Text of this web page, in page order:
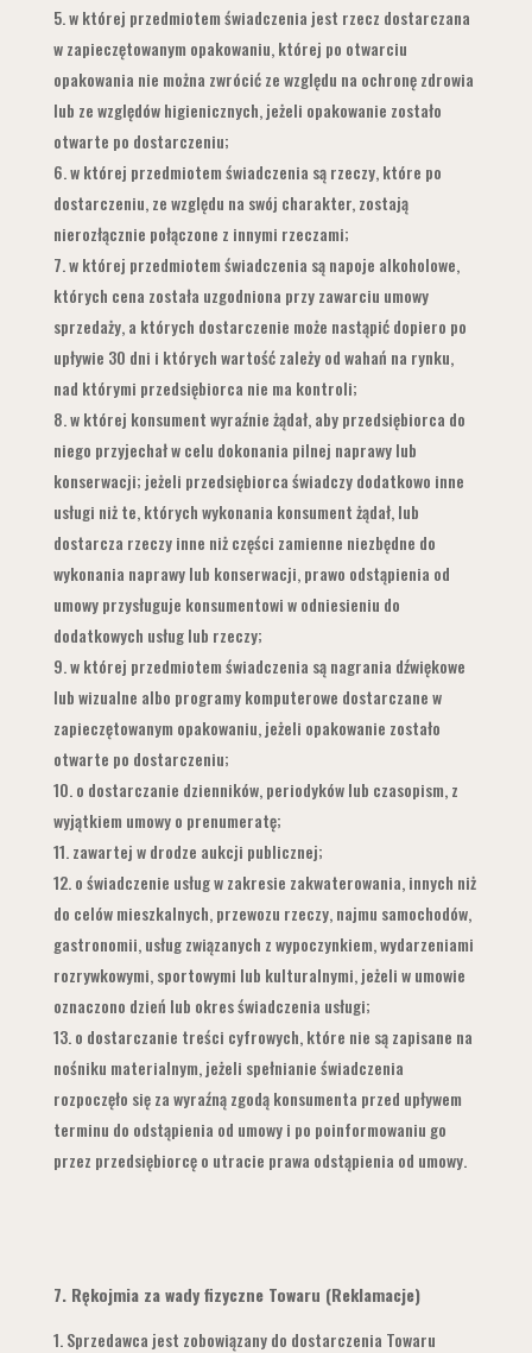
w której przedmiotem świadczenia jest rzecz dostarczana
w zapieczętowanym opakowaniu, której po otwarciu
opakowania nie można zwrócić ze względu na ochronę zdrowia
lub ze względów higienicznych, jeżeli opakowanie zostało
otwarte po dostarczeniu;
w której przedmiotem świadczenia są rzeczy, które po
dostarczeniu, ze względu na swój charakter, zostają
nierozłącznie połączone z innymi rzeczami;
w której przedmiotem świadczenia są napoje alkoholowe,
których cena została uzgodniona przy zawarciu umowy
sprzedaży, a których dostarczenie może nastąpić dopiero po
upływie 30 dni i których wartość zależy od wahań na rynku,
nad którymi przedsiębiorca nie ma kontroli;
w której konsument wyraźnie żądał, aby przedsiębiorca do
niego przyjechał w celu dokonania pilnej naprawy lub
konserwacji; jeżeli przedsiębiorca świadczy dodatkowo inne
usługi niż te, których wykonania konsument żądał, lub
dostarcza rzeczy inne niż części zamienne niezbędne do
wykonania naprawy lub konserwacji, prawo odstąpienia od
umowy przysługuje konsumentowi w odniesieniu do
dodatkowych usług lub rzeczy;
w której przedmiotem świadczenia są nagrania dźwiękowe
lub wizualne albo programy komputerowe dostarczane w
zapieczętowanym opakowaniu, jeżeli opakowanie zostało
otwarte po dostarczeniu;
o dostarczanie dzienników, periodyków lub czasopism, z
wyjątkiem umowy o prenumeratę;
zawartej w drodze aukcji publicznej;
o świadczenie usług w zakresie zakwaterowania, innych niż
do celów mieszkalnych, przewozu rzeczy, najmu samochodów,
gastronomii, usług związanych z wypoczynkiem, wydarzeniami
rozrywkowymi, sportowymi lub kulturalnymi, jeżeli w umowie
oznaczono dzień lub okres świadczenia usługi;
o dostarczanie treści cyfrowych, które nie są zapisane na
nośniku materialnym, jeżeli spełnianie świadczenia
rozpoczęło się za wyraźną zgodą konsumenta przed upływem
terminu do odstąpienia od umowy i po poinformowaniu go
przez przedsiębiorcę o utracie prawa odstąpienia od umowy.
7. Rękojmia za wady fizyczne Towaru (Reklamacje)
Sprzedawca jest zobowiązany do dostarczenia Towaru